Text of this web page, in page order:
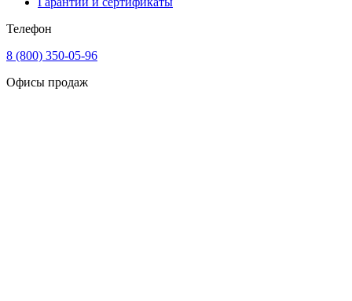
Телефон
8 (800) 350-05-96
Офисы продаж